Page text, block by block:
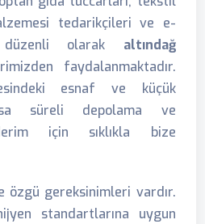
tedarikçileri ve e-
olarak altındağ
faydalanmaktadır.
esnaf ve küçük
süreli depolama ve
için sıklıkla bize
özgü gereksinimleri vardır.
standartlarına uygun